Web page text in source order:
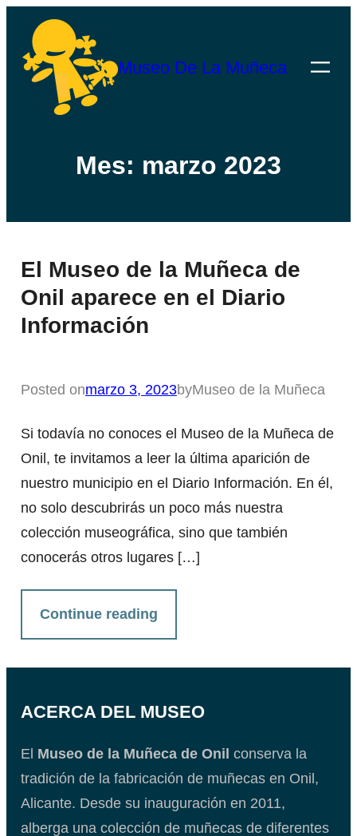
contenido
Museo De La Muñeca
Mes: marzo 2023
El Museo de la Muñeca de
Onil aparece en el Diario
Información
Posted onmarzo 3, 2023byMuseo de la Muñeca
Si todavía no conoces el Museo de la Muñeca de
Onil, te invitamos a leer la última aparición de
nuestro municipio en el Diario Información. En él,
no solo descubrirás un poco más nuestra
colección museográfica, sino que también
conocerás otros lugares […]
Continue reading
ACERCA DEL MUSEO
El Museo de la Muñeca de Onil conserva la
tradición de la fabricación de muñecas en Onil,
Alicante. Desde su inauguración en 2011,
alberga una colección de muñecas de diferentes